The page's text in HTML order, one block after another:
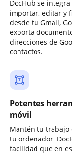
DocHub se
importar, editar y
desde tu Gmail,
exporta
direcciones de
contactos.
Potentes
móvil
Mantén tu trabajo
tu ordenador.
facilidad que en